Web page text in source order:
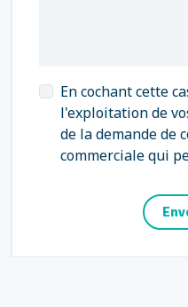
En cochant cette
l'exploitation de
de la demande de
commerciale qui